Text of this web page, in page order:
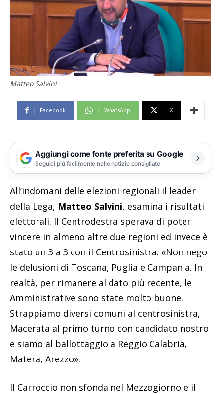
Matteo Salvini
Facebook WhatsApp X
Aggiungi come fonte preferita su Google
Seguici più facilmente nelle notizie consigliate
All’indomani delle elezioni regionali il leader
della Lega, Matteo Salvini, esamina i risultati
elettorali. Il Centrodestra sperava di poter
vincere in almeno altre due regioni ed invece è
stato un 3 a 3 con il Centrosinistra. «Non nego
le delusioni di Toscana, Puglia e Campania. In
realtà, per rimanere al dato più recente, le
Amministrative sono state molto buone.
Strappiamo diversi comuni al centrosinistra,
Macerata al primo turno con candidato nostro
e siamo al ballottaggio a Reggio Calabria,
Matera, Arezzo».
Il Carroccio non sfonda nel Mezzogiorno e il